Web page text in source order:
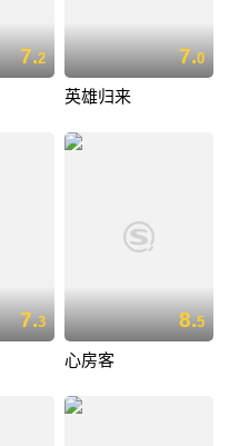
7.2 7.0
英雄归来
7.3 8.5
心房客